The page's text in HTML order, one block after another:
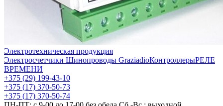
Электротехническая продукция
Электросчетчики Шинопроводы GraziadioКонтроллерыРЕЛЕ
ВРЕМЕНИ
+375 (29) 199-43-10
+375 (17) 370-50-73
+375 (17) 370-50-74